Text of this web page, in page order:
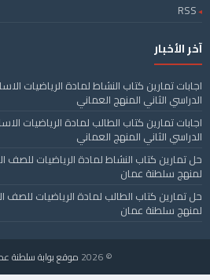
RSS
آخر الأخبار
اجابات تمارين كتاب النشاط لمادة الرياضيات
الدراسي الثاني المنهج العماني
اجابات تمارين كتاب الطالب لمادة الرياضيات
الدراسي الثاني المنهج العماني
حل تمارين كتاب النشاط لمادة الرياضيات للصف
لمنهج سلطنة عمان
حل تمارين كتاب الطالب لمادة الرياضيات للصف
لمنهج سلطنة عمان
© 2026 موقع بوابة سلطنة